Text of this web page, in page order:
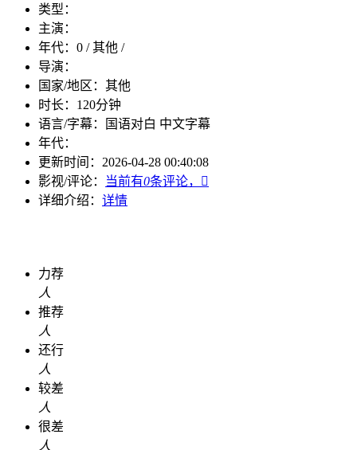
类型：
主演：
年代： 0 / 其他 /
导演：
国家/地区： 其他
时长： 120分钟
语言/字幕：
国语对白 中文字幕
年代：
更新时间： 2026-04-28 00:40:08
影视/评论：
当前有0条评论，

详细介绍： 详情
力荐
人
推荐
人
还行
人
较差
人
很差
人